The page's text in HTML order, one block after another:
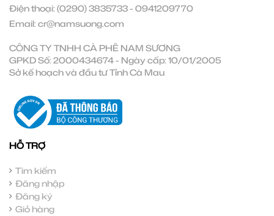
Điện thoại: (0290) 3835733- 0941209770
Email: cr@namsuong.com
CÔNG TY TNHH CÀ PHÊ NAM SƯƠNG
GPKD Số: 2000434674 - Ngày cấp: 10/01/2005
Sở kế hoạch và đầu tư Tỉnh Cà Mau
HỖ TRỢ
Tìm kiếm
Đăng nhập
Đăng ký
Giỏ hàng